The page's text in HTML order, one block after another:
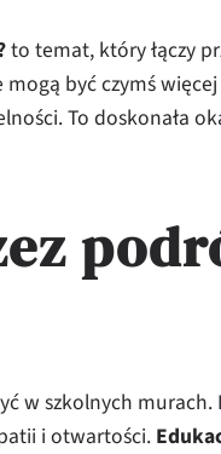
to temat, który łączy
być czymś
To doskonała
w szkolnych
i otwartości.